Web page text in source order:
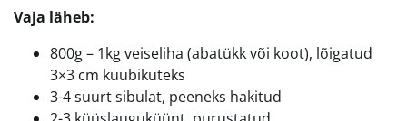
Vaja läheb:
800g – 1kg veiseliha (abatükk või koot), lõigatud
3×3 cm kuubikuteks
3-4 suurt sibulat, peeneks hakitud